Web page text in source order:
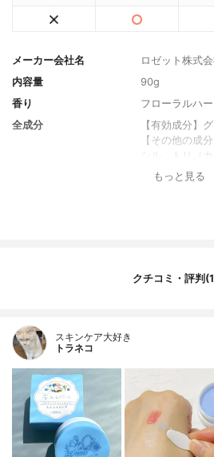
メーカー会社名
ロゼット株式
内容量
90g
香り
フローラルハ
全成分
【有効成分】
【その他の成
シル、トリ（
セリル、トリ
イソノナン酸
ジグリコール
ィンゴシン、
ゴシン、ヒド
ィンゴシン、
ン脂質、フィ
タンジオール
酸ジグリセリ
もっと見る
クチコミ・評判
スキンケア大好き
トラネコ